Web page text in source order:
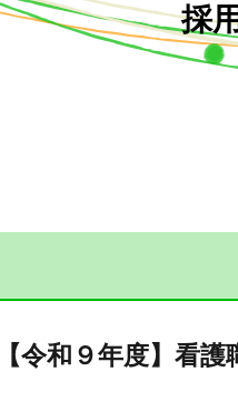
採
【令和９年度】看護